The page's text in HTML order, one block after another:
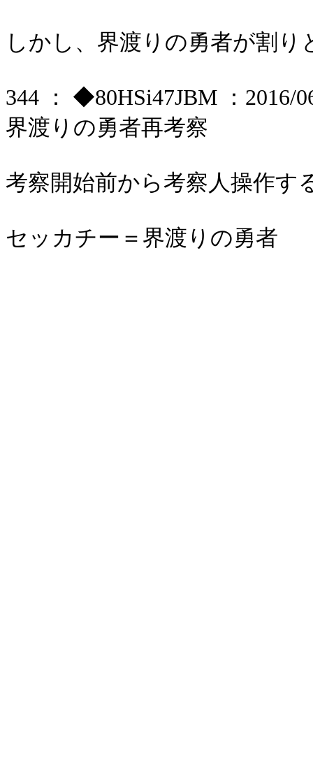
しかし、界渡りの勇者が割
344 ： ◆80HSi47JBM ：2016/
界渡りの勇者再考察
考察開始前から考察人操作す
セッカチー＝界渡りの勇者